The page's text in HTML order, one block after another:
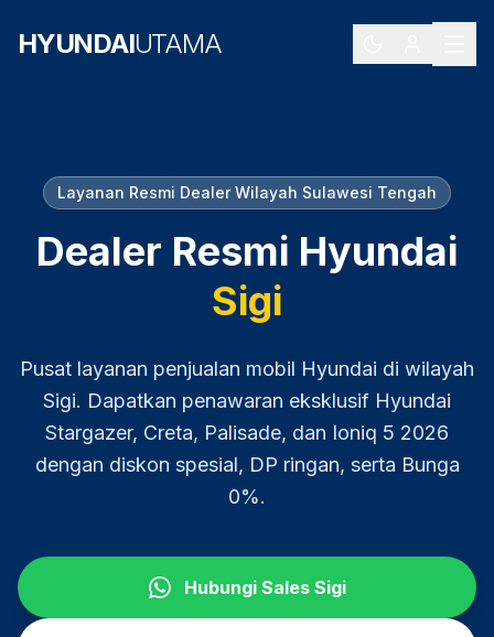
HYUNDAIUTAMA
Layanan Resmi Dealer Wilayah Sulawesi Tengah
Dealer Resmi Hyundai
Sigi
Pusat layanan penjualan mobil Hyundai di wilayah
Sigi. Dapatkan penawaran eksklusif Hyundai
Stargazer, Creta, Palisade, dan Ioniq 5 2026
dengan diskon spesial, DP ringan, serta Bunga
0%.
Hubungi Sales Sigi